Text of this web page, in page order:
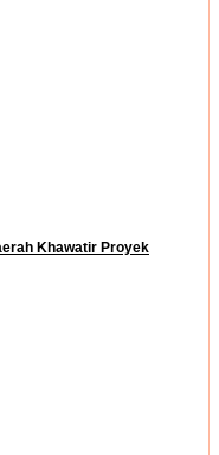
Khawatir Proyek